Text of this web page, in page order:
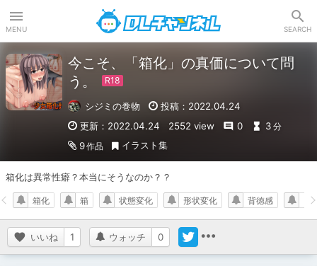
MENU SEARCH
今こそ、「箱化」の真価について問
う。
シジミの巻物
投稿：2022.04.24
更新：2022.04.24
2552 view 0 3 分
9作品 イラスト集
箱化は異常性癖？本当にそうなのか？？
いいね 1 ウォッチ 0
箱化 箱 状態変化 形状変化 背徳感